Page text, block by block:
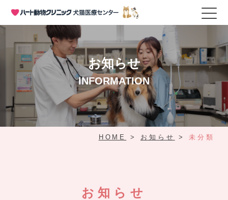
お知らせ
INFORMATION
HOME > お知らせ >未分類
お知らせ